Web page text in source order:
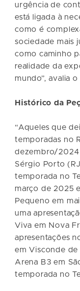
urgência de
está ligada à
como é
sociedade mais
como caminho
realidade da
mundo”, avalia
Histórico da
“Aqueles que
temporadas no
dezembro/2024
Sérgio Porto
temporada no
março de 2025
Pequeno em
uma
Viva em Nova
apresentações
em Visconde de
Arena B3 em
temporada no